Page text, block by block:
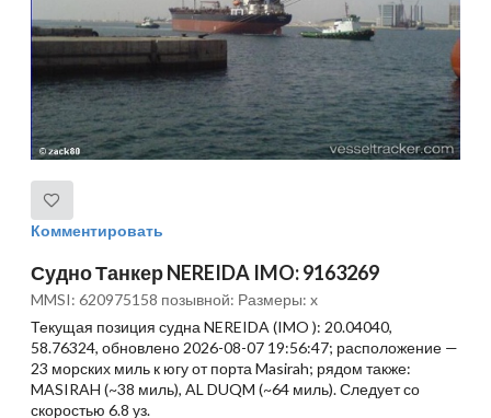
Комментировать
Судно Танкер NEREIDA IMO: 9163269
MMSI: 620975158 позывной: Размеры: x
Текущая позиция судна NEREIDA (IMO ): 20.04040,
58.76324, обновлено 2026-08-07 19:56:47; расположение —
23 морских миль к югу от порта Masirah; рядом также:
MASIRAH (~38 миль), AL DUQM (~64 миль). Следует со
скоростью 6.8 уз.